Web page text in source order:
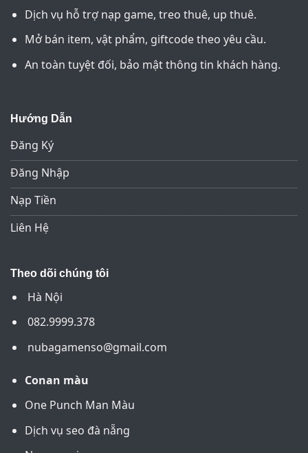
Dịch vụ hỗ trợ nạp game, treo thuê, up thuê.
Mở bán item, vật phẩm, giftcode theo yêu cầu.
An toàn tuyệt đối, bảo mật thông tin khách hàng.
Hướng Dẫn
Đăng Ký
Đăng Nhập
Nạp Tiền
Liên Hệ
Theo dõi chúng tôi
Hà Nội
082.9999.378
nubagamenso@gmail.com
Conan màu
One Punch Man Màu
Dịch vụ seo đà nẵng